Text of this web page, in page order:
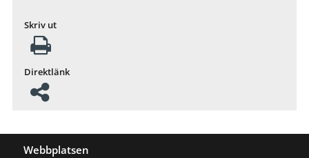
Skriv ut
Direktlänk
Webbplatsen